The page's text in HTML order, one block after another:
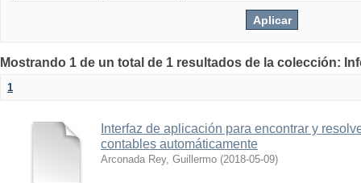
Mostrando 1 de un total de 1 resultados de la colección:
1
Interfaz de aplicación para encontrar y
contables automáticamente
Arconada Rey, Guillermo (2018-05-09)